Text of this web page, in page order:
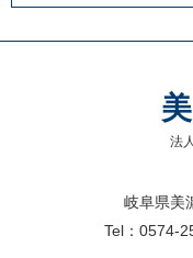
法
岐阜県美
Tel：0574-